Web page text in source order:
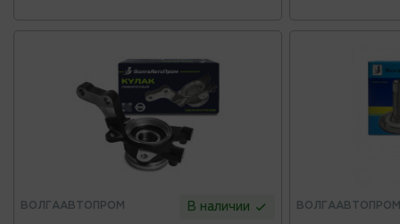
ВОЛГААВТОПРОМ В наличии ВОЛГААВТОПРОМ